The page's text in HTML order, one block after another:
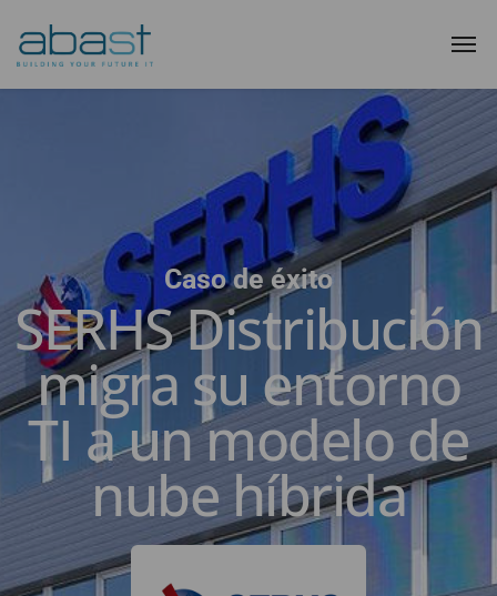
Caso de éxito
SERHS Distribución
migra su entorno
TI a un modelo de
nube híbrida